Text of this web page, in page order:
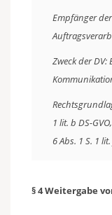
Empfänger
Zweck der
1 lit. b DS-
6 Abs. 1 S. 1
§ 4 Weitergabe